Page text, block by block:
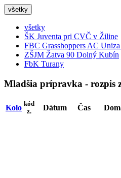
všetky
všetky
ŠK Juventa pri CVČ v Žiline
FBC Grasshoppers AC
ZŠJM Žatva 90 Dolný Kubín
FbK Turany
Mladšia prípravka - rozpis
Kolo kód
z.
Dátum Čas